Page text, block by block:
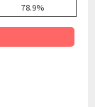
78.9%